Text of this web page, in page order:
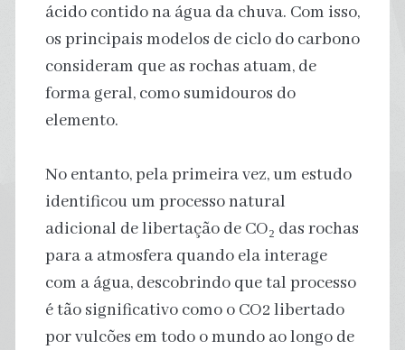
ácido contido na água da chuva. Com isso,
os principais modelos de ciclo do carbono
consideram que as rochas atuam, de
forma geral, como sumidouros do
elemento.
No entanto, pela primeira vez, um estudo
identificou um processo natural
adicional de libertação de CO₂ das rochas
para a atmosfera quando ela interage
com a água, descobrindo que tal processo
é tão significativo como o CO2 libertado
por vulcões em todo o mundo ao longo de